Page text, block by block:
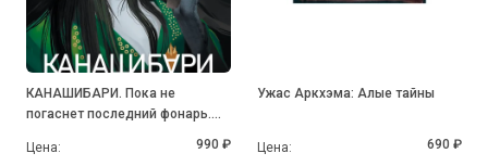
КАНАШИБАРИ. Пока не
погаснет последний фонарь.
Цена:
990 ₽
Ужас Аркхэма: Алые тайны
Цена: 690 ₽